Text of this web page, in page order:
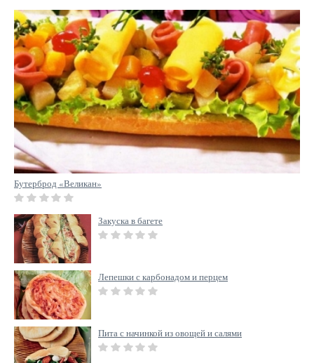
Бутерброд «Великан»
Закуска в багете
Лепешки с карбонадом и перцем
Пита с начинкой из овощей и салями